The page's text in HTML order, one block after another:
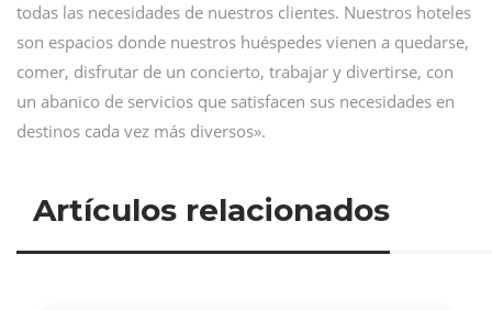
todas las necesidades de nuestros clientes. Nuestros hoteles
son espacios donde nuestros huéspedes vienen a quedarse,
comer, disfrutar de un concierto, trabajar y divertirse, con
un abanico de servicios que satisfacen sus necesidades en
destinos cada vez más diversos».
Artículos relacionados